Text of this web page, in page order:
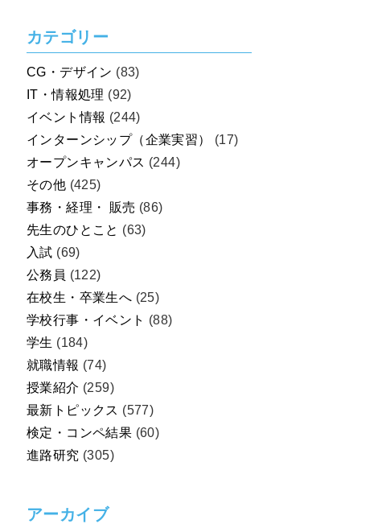
カテゴリー
CG・デザイン (83)
IT・情報処理 (92)
イベント情報 (244)
インターンシップ（企業実習）
(17)
オープンキャンパス (244)
その他 (425)
事務・経理・ 販売 (86)
先生のひとこと (63)
入試 (69)
公務員 (122)
在校生・卒業生へ (25)
学校行事・イベント (88)
学生 (184)
就職情報 (74)
授業紹介 (259)
最新トピックス (577)
検定・コンペ結果 (60)
進路研究 (305)
アーカイブ